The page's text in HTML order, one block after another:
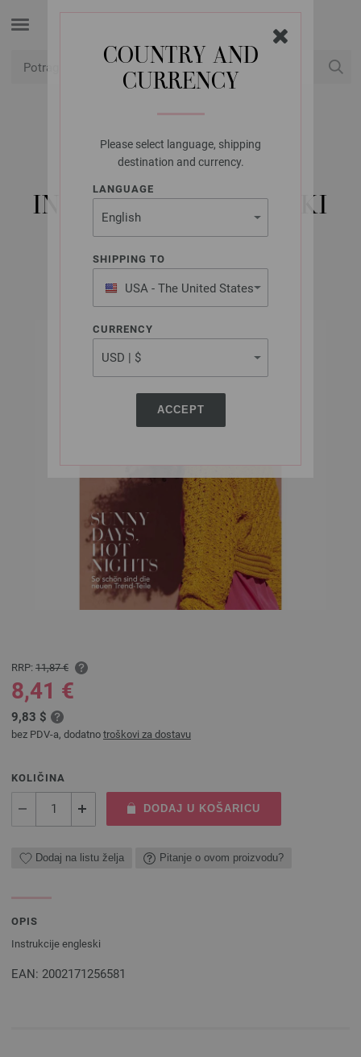
COUNTRY AND
CURRENCY
Please select language, shipping
destination and currency.
LANGUAGE
SHIPPING TO
USA - The United States
of America
CURRENCY
ACCEPT
LANA GROSSA
FILATI NO. 59 -
INSTRUKCIJE ENGLESKI
2020
RRP: 11,87 €
8,41 €
9,83 $
bez PDV-a, dodatno troškovi za dostavu
KOLIČINA
DODAJ U KOŠARICU
Dodaj na listu želja Pitanje o ovom proizvodu?
OPIS
Instrukcije engleski
EAN: 2002171256581